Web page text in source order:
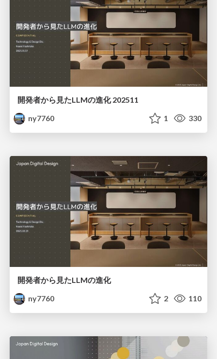
開発者から見たLLMの進化 202511
ny7760
1 330
開発者から見たLLMの進化
ny7760
2 110